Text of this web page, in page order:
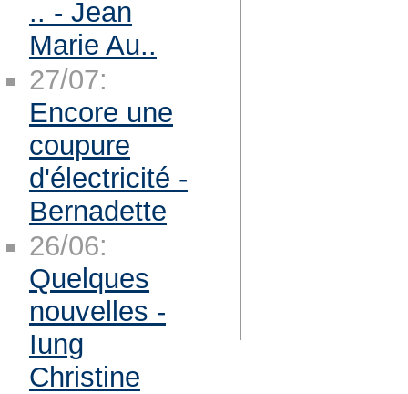
.. - Jean
Marie Au..
27/07:
Encore une
coupure
d'électricité -
Bernadette
26/06:
Quelques
nouvelles -
Iung
Christine